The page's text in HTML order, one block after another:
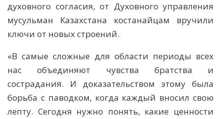
духовного согласия, от Духовного управления
мусульман Казахстана костанайцам вручили
ключи от новых строений.
«В самые сложные для области периоды всех
нас объединяют чувства братства и
сострадания. И доказательством этому была
борьба с паводком, когда каждый вносил свою
лепту. Сегодня нужно понять, какие ценности